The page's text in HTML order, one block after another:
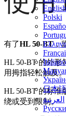
English
Polski
Italiano
日本語
العربية‏
有了HL 50-BT，
HL 50-BT 的外形
用拇指轻松触及
HL 50-BT 的标准
绕或受到限制。